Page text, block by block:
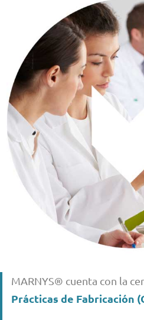
MARNYS® cuenta con la
Prácticas de Fabricación